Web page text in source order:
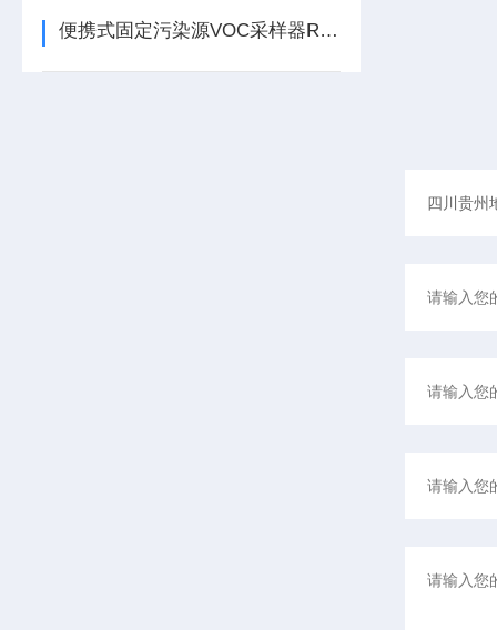
便携式固定污染源VOC采样器RGK-300型HJ644型吸附管采样